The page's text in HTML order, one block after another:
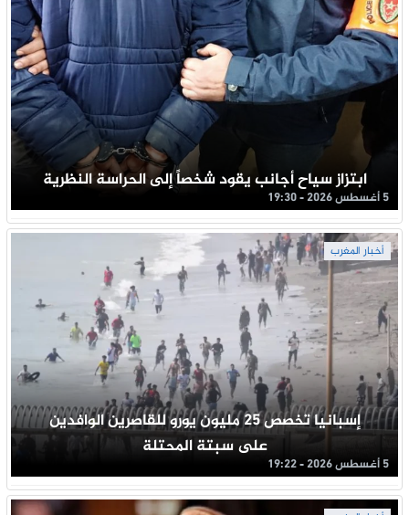
ابتزاز سياح أجانب يقود شخصاً إلى الحراسة النظرية
5 أغسطس 2026 - 19:30
أخبار المغرب
إسبانيا تخصص 25 مليون يورو للقاصرين الوافدين
على سبتة المحتلة
5 أغسطس 2026 - 19:22